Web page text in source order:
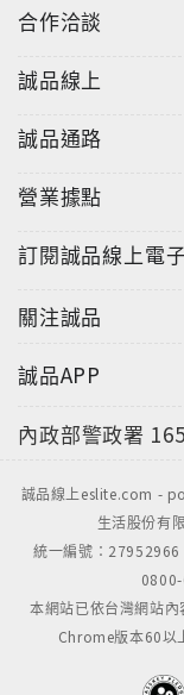
合作洽談
誠品線上
誠品通路
營業據點
訂閱誠品線上電
關注誠品
誠品APP
內政部警政署
誠品線上eslite.com -
生活股份有
統一編號：27952966
本網站已依台灣網站
Chrome版本60